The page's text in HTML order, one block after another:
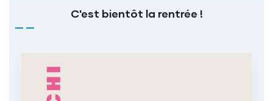
C'est bientôt la rentrée !